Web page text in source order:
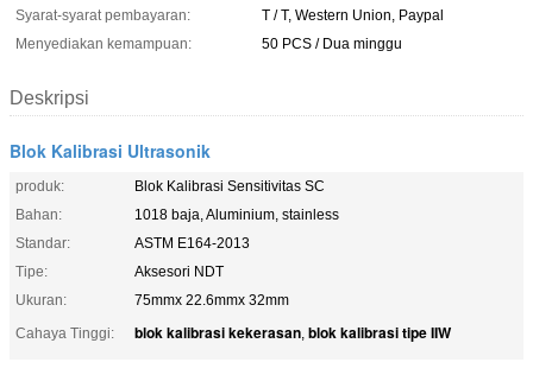
Syarat-syarat pembayaran:
T / T, Western Union, Paypal
Menyediakan kemampuan:
50 PCS / Dua minggu
Deskripsi
Blok Kalibrasi Ultrasonik
produk:
Blok Kalibrasi Sensitivitas SC
Bahan:
1018 baja, Aluminium, stainless
Standar:
ASTM E164-2013
Tipe:
Aksesori NDT
Ukuran:
75mmx 22.6mmx 32mm
Cahaya Tinggi:
blok kalibrasi kekerasan, blok kalibrasi tipe IIW